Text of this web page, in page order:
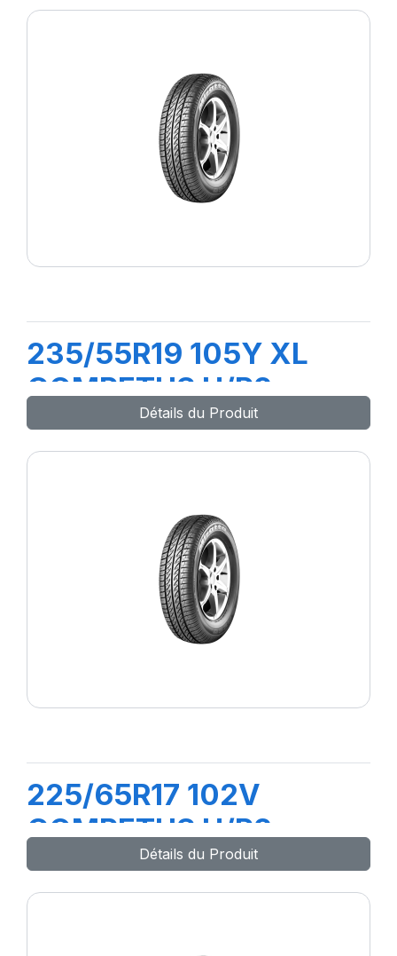
235/55R19 105Y XL
COMPETUS H/P2
Détails du Produit
225/65R17 102V
COMPETUS H/P2
Détails du Produit